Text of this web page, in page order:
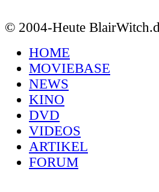
© 2004-Heute
HOME
MOVIEBASE
NEWS
KINO
DVD
VIDEOS
ARTIKEL
FORUM